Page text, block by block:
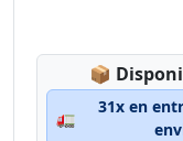
📦
🚛
31x en